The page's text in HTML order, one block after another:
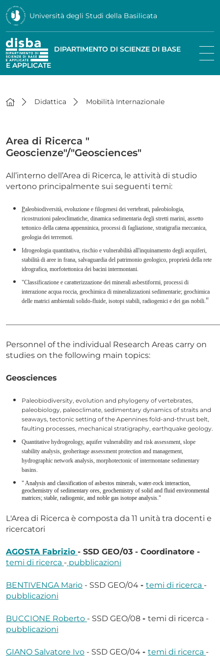
Università degli Studi della Basilicata
DIPARTIMENTO DI SCIENZE DI BASE
E APPLICATE
Didattica Mobilità Internazionale
Area di Ricerca "
Geoscienze"/"Geosciences"
All’interno dell’Area di Ricerca, le attività di studio
vertono principalmente sui seguenti temi:
Paleobiodiversità, evoluzione e filogenesi dei vertebrati, paleobiologia,
ricostruzioni paleoclimatiche, dinamica sedimentaria degli stretti marini, assetto
tettonico della catena appenninica, processi di fagliazione, stratigrafia meccanica,
geologia dei terremoti.
Idrogeologia quantitativa, rischio e vulnerabilità all'inquinamento degli acquiferi,
stabilità di aree in frana, salvaguardia del patrimonio geologico, proprietà della rete
idrografica, morfotettonica dei bacini intermontani.
"Classificazione e caratterizzazione dei minerali asbestiformi, processi di
interazione acqua roccia, geochimica di mineralizzazioni sedimentarie; geochimica
delle matrici ambientali solido-fluide, isotopi stabili, radiogenici e dei gas nobili."
Personnel of the individual Research Areas carry on
studies on the following main topics:
Geosciences
Paleobiodiversity, evolution and phylogeny of vertebrates,
paleobiology, paleoclimate, sedimentary dynamics of straits and
seaways, tectonic setting of the Apennines fold-and-thrust belt,
faulting processes, mechanical stratigraphy, earthquake geology.
Quantitative hydrogeology, aquifer vulnerability and risk assessment, slope
stability analysis, geoheritage assessment protection and management,
hydrographic network analysis, morphotectonic of intermontane sedimentary
basins.
" Analysis and classification of asbestos minerals, water-rock interaction,
geochemistry of sedimentary ores, geochemistry of solid and fluid environmental
matrices; stable, radiogenic, and noble gas isotope analysis."
L'Area di Ricerca è composta da 11 unità tra docenti e
ricercatori
AGOSTA Fabrizio - SSD GEO/03 - Coordinatore -
temi di ricerca - pubblicazioni
BENTIVENGA Mario - SSD GEO/04 - temi di ricerca -
pubblicazioni
BUCCIONE Roberto - SSD GEO/08 - temi di ricerca -
pubblicazioni
GIANO Salvatore Ivo - SSD GEO/04 - temi di ricerca -